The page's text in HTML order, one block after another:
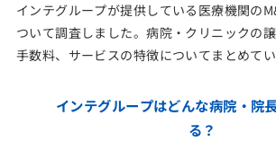
インテグループが提供している医療機関の
ついて調査しました。病院・クリニックの
手数料、サービスの特徴についてまとめてい
インテグループはどんな病院・院
る？